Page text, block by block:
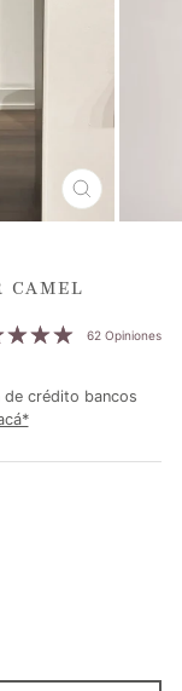
CERRAR
(ESC)
CAMEL
62 Opiniones
crédito bancos